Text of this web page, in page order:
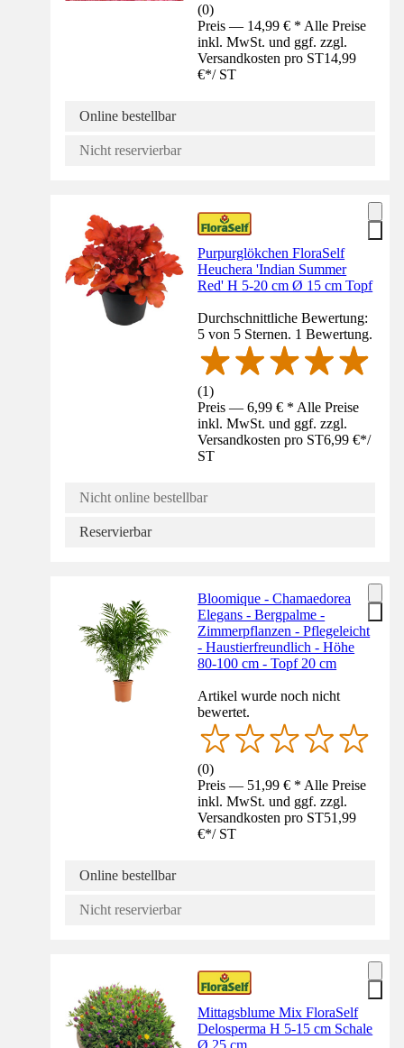
(0)
Preis — 14,99 € * Alle Preise
inkl. MwSt. und ggf. zzgl.
Versandkosten pro ST14,99
€*/ ST
Online bestellbar
Nicht reservierbar
Purpurglökchen FloraSelf
Heuchera 'Indian Summer
Red' H 5-20 cm Ø 15 cm Topf
Durchschnittliche Bewertung:
5 von 5 Sternen. 1 Bewertung.
(1)
Preis — 6,99 € * Alle Preise
inkl. MwSt. und ggf. zzgl.
Versandkosten pro ST6,99 €*/
ST
Nicht online bestellbar
Reservierbar
Bloomique - Chamaedorea
Elegans - Bergpalme -
Zimmerpflanzen - Pflegeleicht
- Haustierfreundlich - Höhe
80-100 cm - Topf 20 cm
Artikel wurde noch nicht
bewertet.
(0)
Preis — 51,99 € * Alle Preise
inkl. MwSt. und ggf. zzgl.
Versandkosten pro ST51,99
€*/ ST
Online bestellbar
Nicht reservierbar
Mittagsblume Mix FloraSelf
Delosperma H 5-15 cm Schale
Ø 25 cm